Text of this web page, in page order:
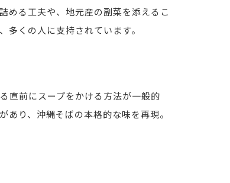
める工夫や、地元産の副菜を添えるこ
くの人に支持されています。
直前にスープをかける方法が一般的
り、沖縄そばの本格的な味を再現。